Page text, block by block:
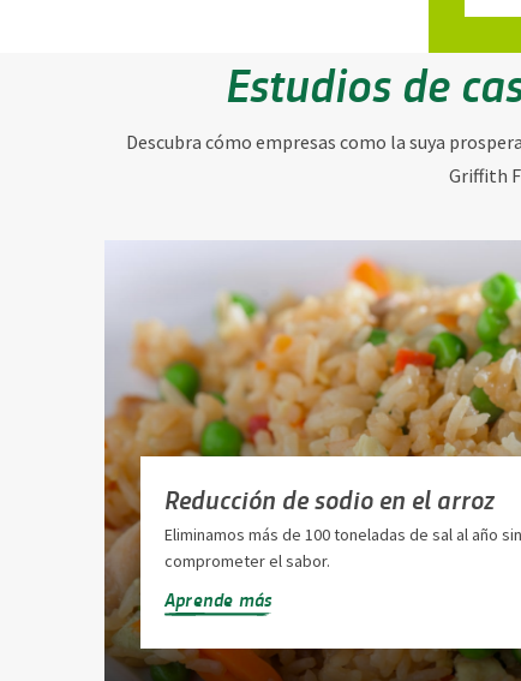
Estudios de
Descubra cómo empresas como la suya
Griffith
Reducción de sodio en el arroz
Eliminamos más de 100 toneladas de sal al año sin
comprometer el sabor.
Aprende más